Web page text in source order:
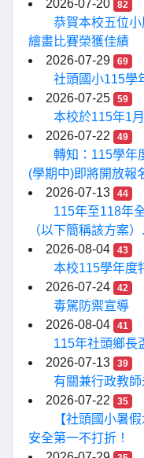
2026-07-20
82
恭賀本校五位
繪畫比賽榮獲佳績
2026-07-29
69
社頭國小115學
2026-07-25
59
本校於115年1
2026-07-22
49
轉知：115學年
(學期中)即將開放報
2026-07-13
44
115年至118年
（以下簡稱該方案）
2026-08-04
43
本校115學年度
2026-07-24
42
毒駕防禦宣導
2026-08-04
41
115年社頭鄉長
2026-07-13
39
有關兼行政教
2026-07-22
35
【社頭國小暑
安全第一不打折！